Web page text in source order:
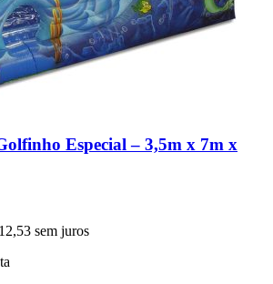
Especial – 3,5m x 7m x
sem juros